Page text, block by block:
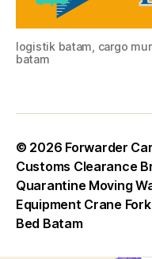
logistik batam, cargo
batam
© 2026 Forwarder
Customs Clearance
Quarantine Moving
Equipment Crane
Bed Batam